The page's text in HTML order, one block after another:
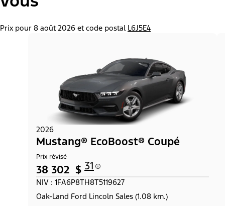
Prix pour 8 août 2026 et code postal L6J5E4
2026
Mustang® EcoBoost® Coupé
Prix révisé
38 302 $ 31
NIV : 1FA6P8TH8T5119627
Oak-Land Ford Lincoln Sales (1.08 km.)